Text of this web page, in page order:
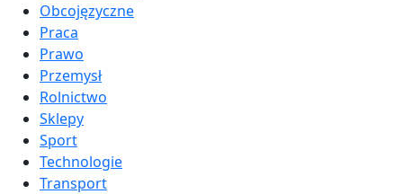
Obcojęzyczne
Praca
Prawo
Przemysł
Rolnictwo
Sklepy
Sport
Technologie
Transport